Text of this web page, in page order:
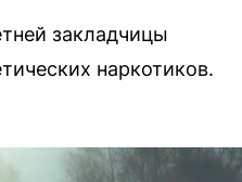
закладчицы
наркотиков.